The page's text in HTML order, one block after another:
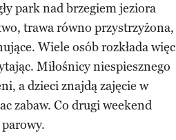
park nad brzegiem jeziora
trawa równo przystrzyżona,
Wiele osób rozkłada więc
Miłośnicy niespiesznego
a dzieci znajdą zajęcie w
zabaw. Co drugi weekend